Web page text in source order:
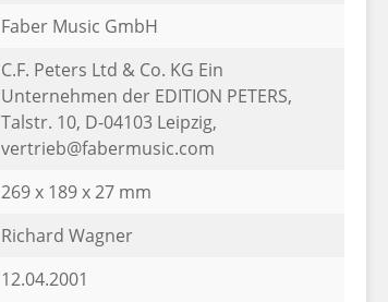
Faber Music GmbH
C.F. Peters Ltd & Co. KG Ein
Unternehmen der EDITION PETERS,
Talstr. 10, D-04103 Leipzig,
vertrieb@fabermusic.com
269 x 189 x 27 mm
Richard Wagner
12.04.2001